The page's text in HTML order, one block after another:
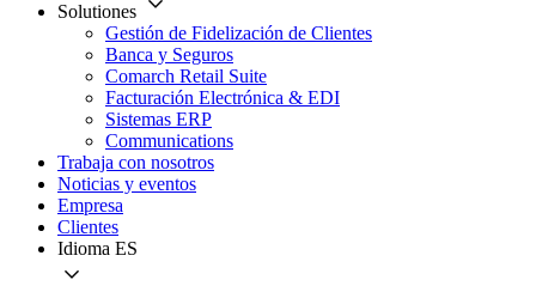
Solutiones
Gestión de Fidelización de Clientes
Banca y Seguros
Comarch Retail Suite
Facturación Electrónica & EDI
Sistemas ERP
Communications
Trabaja con nosotros
Noticias y eventos
Empresa
Clientes
Idioma ES